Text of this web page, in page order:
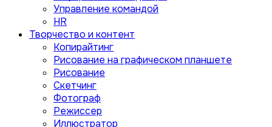
Управление командой
HR
Творчество и контент
Копирайтинг
Рисование на графическом планшете
Рисование
Скетчинг
Фотограф
Режиссер
Иллюстратор